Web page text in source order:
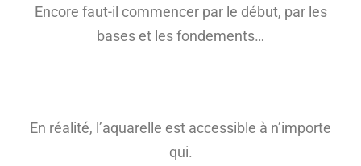
Encore faut-il commencer par le début, par les
bases et les fondements…
En réalité, l’aquarelle est accessible à n’importe
qui.